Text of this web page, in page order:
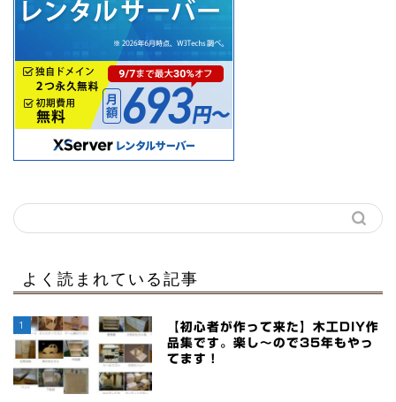
よく読まれている記事
1
【初心者が作って来た】木工DIY作
品集です。楽し～ので35年もやっ
てます！